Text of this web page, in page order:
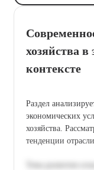
хозяйства
контексте
Раздел
экономических
хозяйства.
тенденции отрасли.